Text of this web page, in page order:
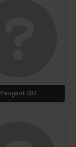
Peugeot 207